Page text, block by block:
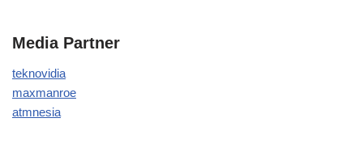
Media Partner
teknovidia
maxmanroe
atmnesia